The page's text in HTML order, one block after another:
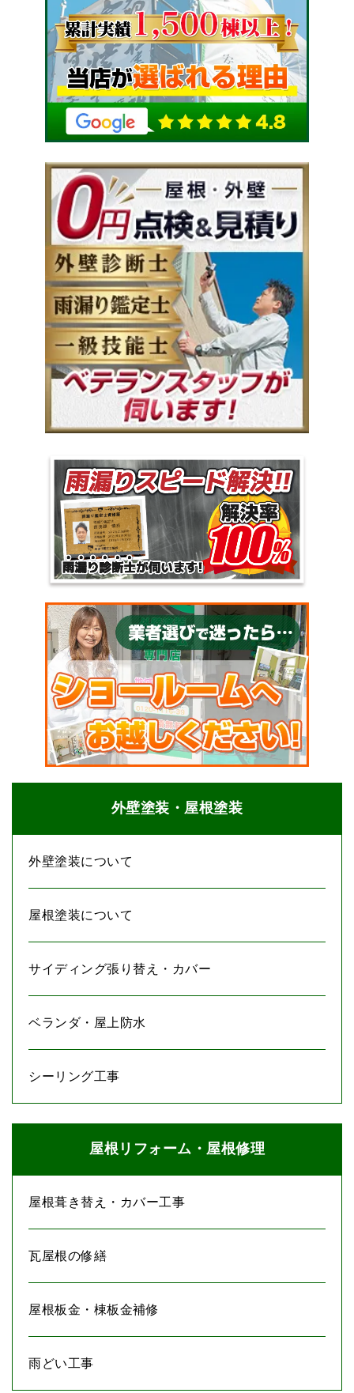
軽にご相談ください❗️ ✅ 話しを聞くだけでもOK👌🏻
✅ お見積もりだけでもOK👌🏻 まずは無料診断から❗️
お待ちしております🌟
😉 屋根塗装・外壁塗装の事 ご自宅のことでお
困りの際は 是非❗️ 雅へお気軽にご相談ください❗️ ✅
話しを聞くだけでもOK👌🏻 ✅ お見積もりだけでも
OK👌🏻 まずは無料診断から❗️ お待ちしております🌟
⇓ 壁紙 クロス ⇓ 床 ③ そして下地の
パテ処理を行います！ ⇓ 壁紙 クロス ⇓
と フローリングを張って完成となります(^o^)／
【 施工後 】 ⇓ 壁面 クロス ⇓ 床
あっという間に綺麗な壁と床に よみがえりお客様
にもご満足いただけて 何よりです(((o(*ﾟ▽ﾟ*)o)))
おります♬ 屋根塗装・外壁塗装の事 ご自宅のこ
とでお困りの際は 是非❗️ 雅へお気軽にご相談くださ
い❗️ ✅ 話しを聞くだけでもOK👌🏻 ✅ お見積もりだけ
でもOK👌🏻 まずは無料診断から❗️ お待ちしておりま
す🌟
外壁塗装・屋根塗装
外壁塗装について
屋根塗装について
サイディング張り替え・カバー
ベランダ・屋上防水
シーリング工事
屋根リフォーム・屋根修理
屋根葺き替え・カバー工事
瓦屋根の修繕
屋根板金・棟板金補修
雨どい工事